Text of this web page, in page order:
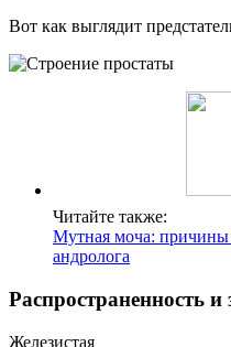
Вот как выглядит
Читайте также:
Мутная моча: причины
андролога
Распространенность и
Железистая